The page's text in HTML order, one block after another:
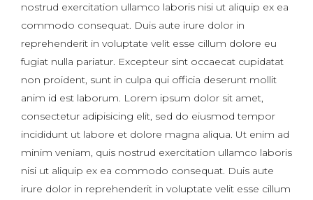
nostrud exercitation ullamco laboris nisi ut aliquip ex ea
commodo consequat. Duis aute irure dolor in
reprehenderit in voluptate velit esse cillum dolore eu
fugiat nulla pariatur. Excepteur sint occaecat cupidatat
non proident, sunt in culpa qui officia deserunt mollit
anim id est laborum. Lorem ipsum dolor sit amet,
consectetur adipisicing elit, sed do eiusmod tempor
incididunt ut labore et dolore magna aliqua. Ut enim ad
minim veniam, quis nostrud exercitation ullamco laboris
nisi ut aliquip ex ea commodo consequat. Duis aute
irure dolor in reprehenderit in voluptate velit esse cillum